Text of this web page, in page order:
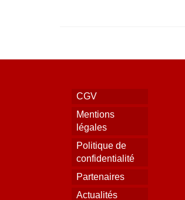
CGV
Mentions
légales
Politique de
confidentialité
Partenaires
Actualités